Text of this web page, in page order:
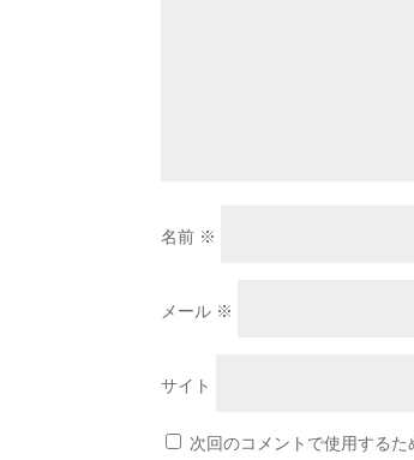
名前 ※
メール ※
サイト
次回のコメントで使用する